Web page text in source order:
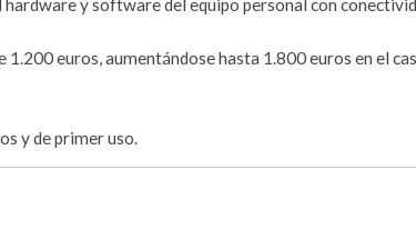
y software del equipo personal con
euros, aumentándose hasta 1.800 euros en el
y de primer uso.